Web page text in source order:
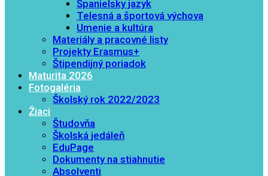
Španielsky jazyk
Telesná a športová výchova
Umenie a kultúra
Materiály a pracovné listy
Projekty Erasmus+
Štipendijný poriadok
Maturita 2026
Fotogaléria
Školský rok 2022/2023
Žiaci
Študovňa
Školská jedáleň
EduPage
Dokumenty na stiahnutie
Absolventi